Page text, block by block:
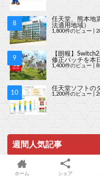
任天堂、熊本地
法適用地域）
1,800件のビュー
【朗報】
修正パッチを本
1,400件のビュー 8
任天堂ソフトの
1,200件のビュー 2
週間人気記事
【朗報】スプラ
ホーム シェア